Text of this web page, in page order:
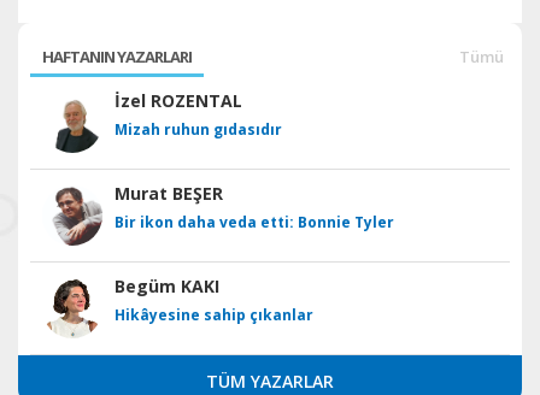
HAFTANIN YAZARLARI Tümü
İzel ROZENTAL
Mizah ruhun gıdasıdır
Murat BEŞER
Bir ikon daha veda etti: Bonnie Tyler
Begüm KAKI
Hikâyesine sahip çıkanlar
TÜM YAZARLAR